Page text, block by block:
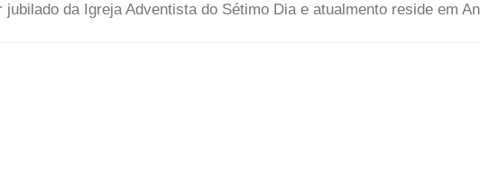
da Igreja Adventista do Sétimo Dia e atualmento reside em